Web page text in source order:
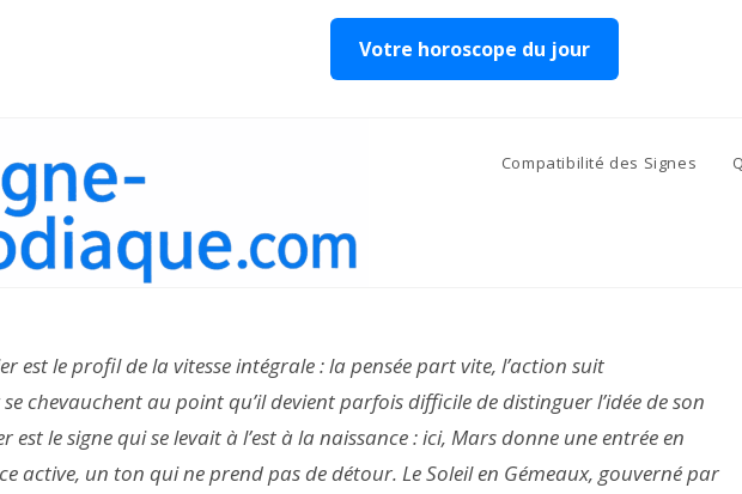
Votre horoscope du jour
Compatibilité des Signes
est le profil de la vitesse intégrale : la pensée part vite, l’action suit
chevauchent au point qu’il devient parfois difficile de distinguer l’idée de son
est le signe qui se levait à l’est à la naissance : ici, Mars donne une entrée en
active, un ton qui ne prend pas de détour. Le Soleil en Gémeaux, gouverné par